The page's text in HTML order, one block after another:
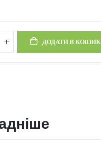
ДОДАТИ В КОШИК